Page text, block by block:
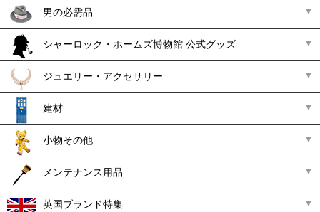
男の必需品
シャーロック・ホームズ博物館 公式グッズ
ジュエリー・アクセサリー
建材
小物その他
メンテナンス用品
英国ブランド特集